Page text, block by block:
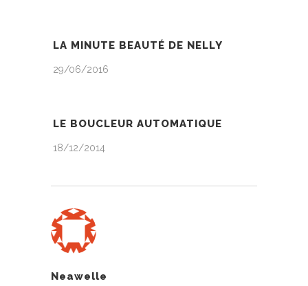
LA MINUTE BEAUTÉ DE NELLY
29/06/2016
LE BOUCLEUR AUTOMATIQUE
18/12/2014
Neawelle